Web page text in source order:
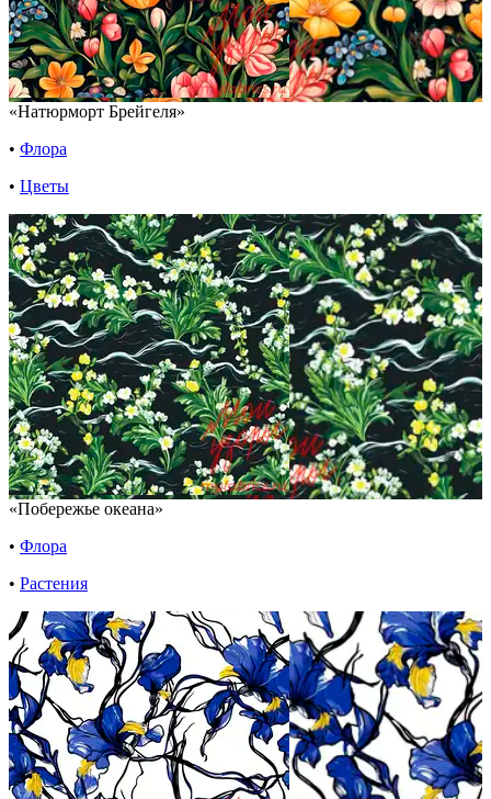
«Натюрморт Брейгеля»
• Флора
• Цветы
«Побережье океана»
• Флора
• Растения